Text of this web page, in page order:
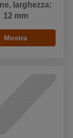
larghezza:
12 mm
Mostra